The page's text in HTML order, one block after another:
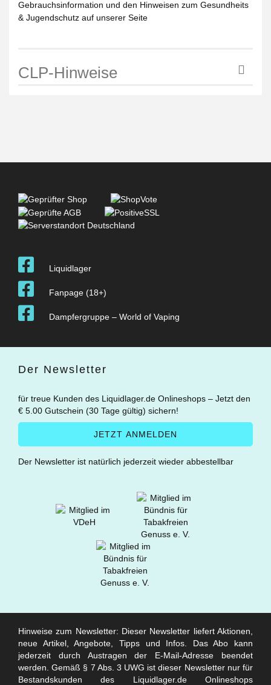
Gebrauchsinformation und den Hinweisen zum Gesundheits
& Jugendschutz auf unserer Seite
CLP-Hinweise
Liquidlager
Fanpage (18+)
Dampfergruppe – World of Vaping
Der Newsletter
für treue Kunden des Liquidlager.de Onlineshops – Jetzt den
€ 5.00 Gutschein (30 Tage gültig) sichern!
Der Newsletter ist natürlich jederzeit wieder abbestellbar
Hinweise zum Newsletter: Dieser Newsletter liefert Aktionen,
neue Artikel, Angebote, Tipps und Infos. Das Abo kann
jederzeit durch Austragen der E-Mail-Adresse beendet
werden. Gemäß § 7 Abs. 3 UWG ist dieser Newsletter nur für
Bestandskunden des Liquidlager.de Onlineshops